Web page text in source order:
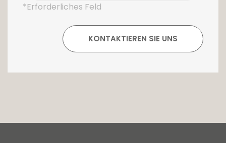
*Erforderliches Feld